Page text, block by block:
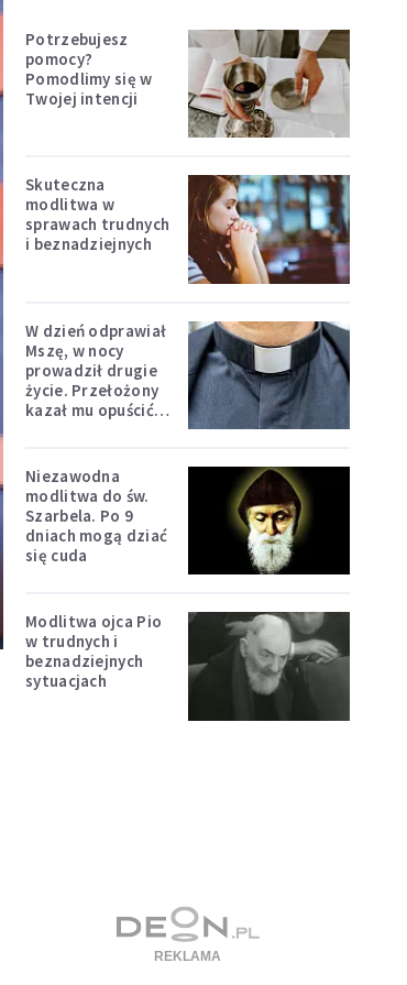
Potrzebujesz
pomocy?
Pomodlimy się w
Twojej intencji
Skuteczna
modlitwa w
sprawach trudnych
i beznadziejnych
W dzień odprawiał
Mszę, w nocy
prowadził drugie
życie. Przełożony
kazał mu opuścić
Niezawodna
modlitwa do św.
Szarbela. Po 9
dniach mogą dziać
się cuda
Modlitwa ojca Pio
w trudnych i
beznadziejnych
sytuacjach